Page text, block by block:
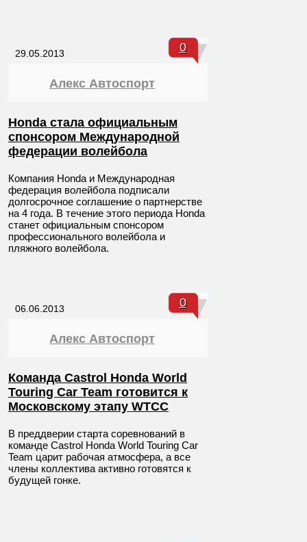
29.05.2013 0
Алекс Автоспорт
Honda стала официальным
спонсором Международной
федерации волейбола
Компания Honda и Международная
федерация волейбола подписали
долгосрочное соглашение о партнерстве
на 4 года. В течение этого периода Honda
станет официальным спонсором
профессионального волейбола и
пляжного волейбола.
06.06.2013 0
Алекс Автоспорт
Команда Castrol Honda World
Touring Car Team готовится к
Московскому этапу WTCC
В преддверии старта соревнований в
команде Castrol Honda World Touring Car
Team царит рабочая атмосфера, а все
члены коллектива активно готовятся к
будущей гонке.